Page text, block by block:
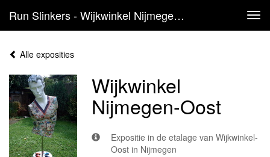
Run Slinkers - Wijkwinkel Nijmegen-Oost
Alle exposities
Wijkwinkel
Nijmegen-Oost
Expositie in de etalage van Wijkwinkel-
Oost in Nijmegen